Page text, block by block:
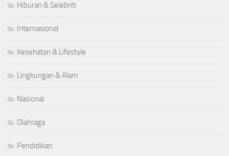
Hiburan & Selebriti
Internasional
Kesehatan & Lifestyle
Lingkungan & Alam
Nasional
Olahraga
Pendidikan